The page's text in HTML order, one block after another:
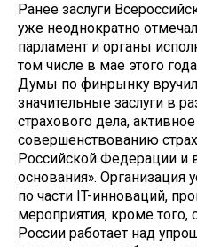
Ранее заслуги
уже неоднократно
парламент и органы
том числе в мае этого
Думы по финрынку вручил
значительные заслуги в
страхового дела,
совершенствованию
Российской Федерации и
основания». Организация
по части IT-инноваций,
мероприятия, кроме того,
России работает над